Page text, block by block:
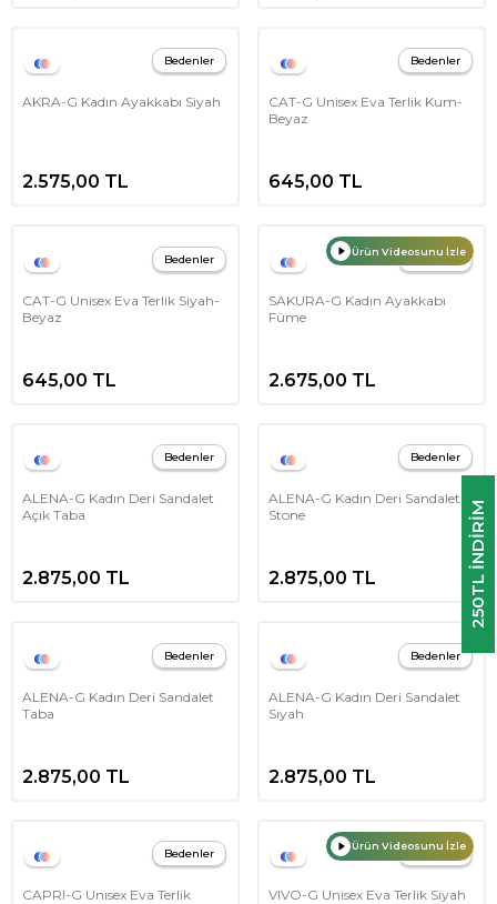
250TL INDIRIM
Bedenler
AKRA-G Kadın Ayakkabı Siyah
2.575,00 TL
Bedenler
CAT-G Unisex Eva Terlik Kum-
Beyaz
645,00 TL
Bedenler
CAT-G Unisex Eva Terlik Siyah-
Beyaz
645,00 TL
Bedenler
Ürün Videosunu İzle
SAKURA-G Kadın Ayakkabı
Füme
2.675,00 TL
Bedenler
ALENA-G Kadın Deri Sandalet
Açık Taba
2.875,00 TL
Bedenler
ALENA-G Kadın Deri Sandalet
Stone
2.875,00 TL
Bedenler
ALENA-G Kadın Deri Sandalet
Taba
2.875,00 TL
Bedenler
ALENA-G Kadın Deri Sandalet
Siyah
2.875,00 TL
Bedenler
CAPRI-G Unısex Eva Terlik
Bedenler
Ürün Videosunu İzle
VIVO-G Unisex Eva Terlik Siyah